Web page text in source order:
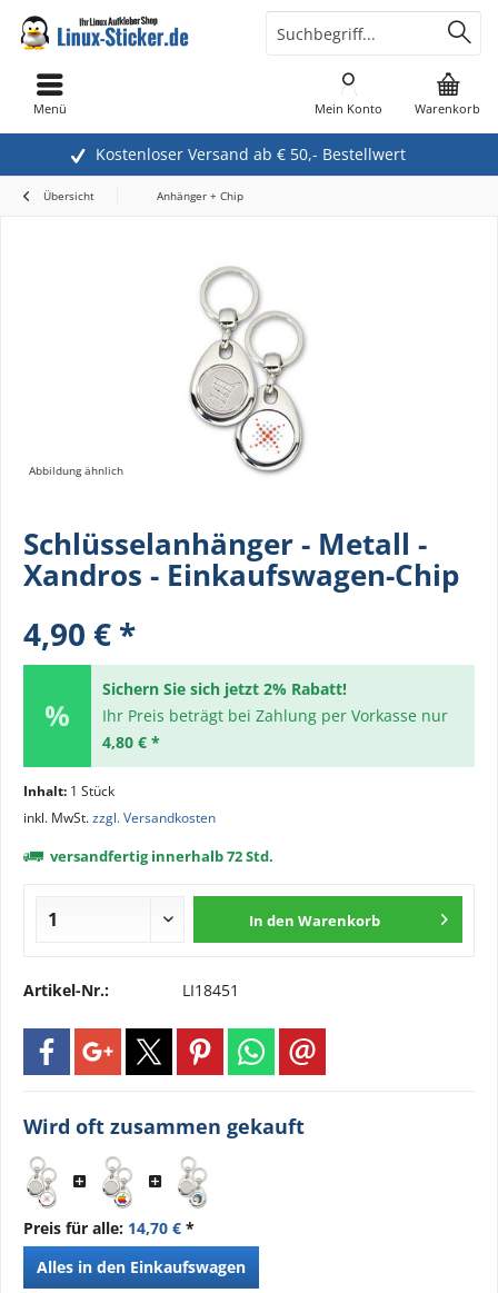
Kostenloser Versand ab € 50,- Bestellwert
Warenkorb
Mein Konto
Menü
Übersicht Anhänger + Chip
Abbildung ähnlich
Schlüsselanhänger - Metall -
Xandros - Einkaufswagen-Chip
4,90 € *
Sichern Sie sich jetzt 2% Rabatt!
Ihr Preis beträgt bei Zahlung per Vorkasse nur
4,80 € *
Inhalt: 1 Stück
inkl. MwSt.zzgl. Versandkosten
versandfertig innerhalb 72 Std.
In den Warenkorb
Artikel-Nr.: LI18451
Wird oft zusammen gekauft
Preis für alle: 14,70 € *
Alles in den Einkaufswagen